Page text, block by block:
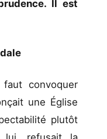
Il est
convoquer
une Église
plutôt